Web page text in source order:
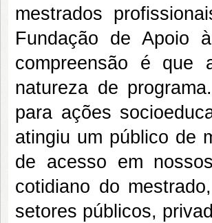
mestrados
Fundação de Apoio
compreensão é que
natureza de
para ações
atingiu um público de
de acesso em
cotidiano do
setores públicos,